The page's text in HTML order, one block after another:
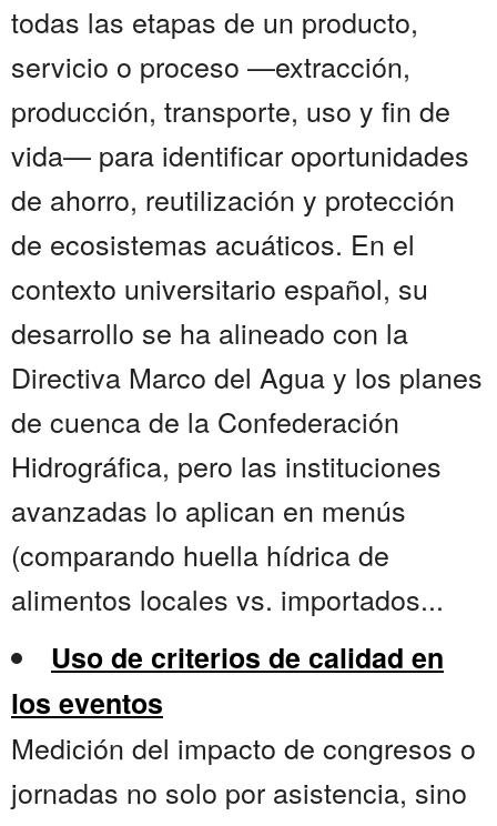
todas las etapas de un producto,
servicio o proceso —extracción,
producción, transporte, uso y fin de
vida— para identificar oportunidades
de ahorro, reutilización y protección
de ecosistemas acuáticos. En el
contexto universitario español, su
desarrollo se ha alineado con la
Directiva Marco del Agua y los planes
de cuenca de la Confederación
Hidrográfica, pero las instituciones
avanzadas lo aplican en menús
(comparando huella hídrica de
alimentos locales vs. importados...
Uso de criterios de calidad en
los eventos
Medición del impacto de congresos o
jornadas no solo por asistencia, sino